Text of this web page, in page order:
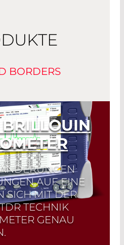
BORDERS
AUF EINE
SICH MIT DER
TECHNIK
GENAU